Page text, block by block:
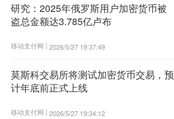
研究：2025年俄罗斯用户加密货币被
盗总金额达3.785亿卢布
移动支付网 | 2026/5/27 19:37:49
莫斯科交易所将测试加密货币交易，预
计年底前正式上线
移动支付网 | 2026/5/27 19:34:12